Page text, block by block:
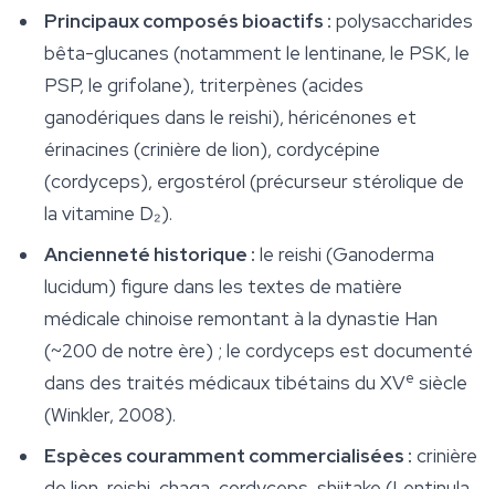
Principaux composés bioactifs : polysaccharides
bêta-glucanes (notamment le lentinane, le PSK, le
PSP, le grifolane), triterpènes (acides
ganodériques dans le reishi), héricénones et
érinacines (crinière de lion), cordycépine
(cordyceps), ergostérol (précurseur stérolique de
la vitamine D₂).
Ancienneté historique : le reishi (Ganoderma
lucidum) figure dans les textes de matière
médicale chinoise remontant à la dynastie Han
(~200 de notre ère) ; le cordyceps est documenté
dans des traités médicaux tibétains du XVe siècle
(Winkler, 2008).
Espèces couramment commercialisées : crinière